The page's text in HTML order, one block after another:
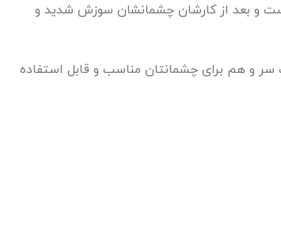
و بعد از کارشان چشمانشان سوزش شدید و
و هم برای چشمانتان مناسب و قابل استفاده